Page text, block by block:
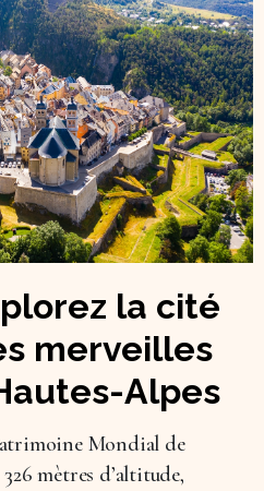
la cité
merveilles
Alpes
Mondial de
mètres d’altitude,